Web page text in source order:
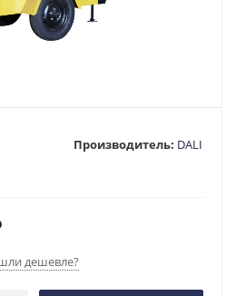
Производитель: DALI
дешевле?